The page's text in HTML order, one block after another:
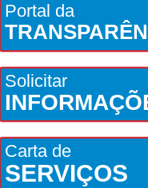
Portal da
Solicitar
Carta de
SERVIÇOS